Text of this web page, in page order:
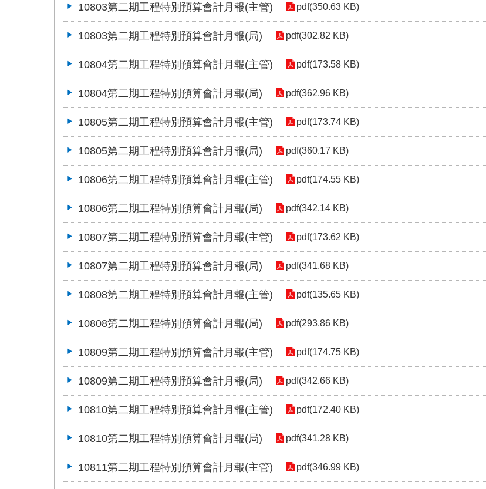
10803第二期工程特別預算會計月報(主管) pdf(350.63 KB)
10803第二期工程特別預算會計月報(局) pdf(302.82 KB)
10804第二期工程特別預算會計月報(主管) pdf(173.58 KB)
10804第二期工程特別預算會計月報(局) pdf(362.96 KB)
10805第二期工程特別預算會計月報(主管) pdf(173.74 KB)
10805第二期工程特別預算會計月報(局) pdf(360.17 KB)
10806第二期工程特別預算會計月報(主管) pdf(174.55 KB)
10806第二期工程特別預算會計月報(局) pdf(342.14 KB)
10807第二期工程特別預算會計月報(主管) pdf(173.62 KB)
10807第二期工程特別預算會計月報(局) pdf(341.68 KB)
10808第二期工程特別預算會計月報(主管) pdf(135.65 KB)
10808第二期工程特別預算會計月報(局) pdf(293.86 KB)
10809第二期工程特別預算會計月報(主管) pdf(174.75 KB)
10809第二期工程特別預算會計月報(局) pdf(342.66 KB)
10810第二期工程特別預算會計月報(主管) pdf(172.40 KB)
10810第二期工程特別預算會計月報(局) pdf(341.28 KB)
10811第二期工程特別預算會計月報(主管) pdf(346.99 KB)